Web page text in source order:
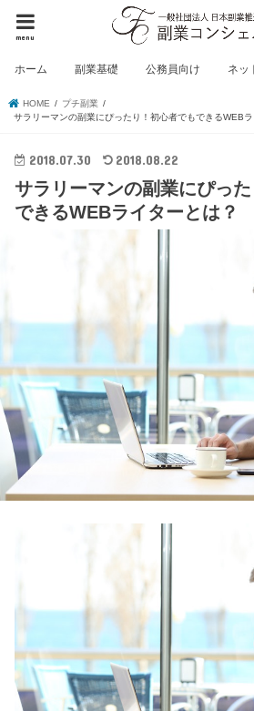
menu
ホーム 副業基礎 公務員向け ネッ
HOME
プチ副業
サラリーマンの副業にぴったり！初心者でもできるWEB
2018.07.30 2018.08.22
サラリーマンの副業にぴっ
できるWEBライターとは？